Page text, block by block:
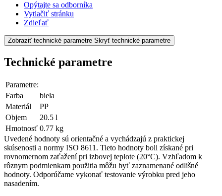
Opýtajte sa odborníka
Vytlačiť stránku
Zdieľať
Zobraziť technické parametre Skryť technické parametre
Technické parametre
Parametre:
Farba
biela
Materiál
PP
Objem
20.5 l
Hmotnosť 0.77 kg
Uvedené hodnoty sú orientačné a vychádzajú z praktickej
skúsenosti a normy ISO 8611. Tieto hodnoty boli získané pri
rovnomernom zaťažení pri izbovej teplote (20°C). Vzhľadom k
rôznym podmienkam použitia môžu byť zaznamenané odlišné
hodnoty. Odporúčame vykonať testovanie výrobku pred jeho
nasadením.